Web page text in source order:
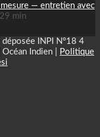
— entretien avec
min
INPI N°18 4
Indien |
Politique